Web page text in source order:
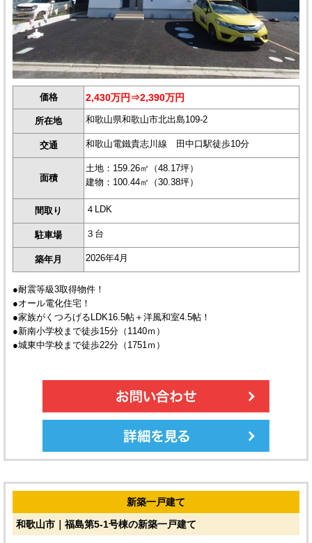
価格 2,430万円⇒2,390万円
所在地 和歌山県和歌山市北出島109-2
交通 和歌山電鐵貴志川線 田中口駅徒歩10分
面積
土地：159.26㎡（48.17坪）
建物：100.44㎡（30.38坪）
間取り ４LDK
駐車場 ３台
築年月 2026年4月
●耐震等級3取得物件！
●オール電化住宅！
●家族がくつろげるLDK16.5帖＋洋風和室4.5帖！
●新南小学校まで徒歩15分（1140ｍ）
●城東中学校まで徒歩22分（1751ｍ）
新築一戸建て
和歌山市｜福島第5-1号棟の新築一戸建て